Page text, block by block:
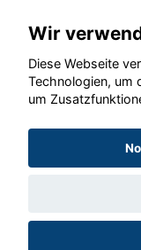
Copyright ©
Wir
Diese Webseite
Technologien, um
um